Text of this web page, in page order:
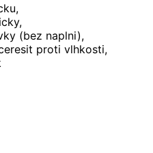
(bez naplni),
proti vlhkosti,